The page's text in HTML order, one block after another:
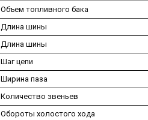
Объем топливного бака
Длина шины
Длина шины
Шаг цепи
Ширина паза
Количество звеньев
Обороты холостого хода